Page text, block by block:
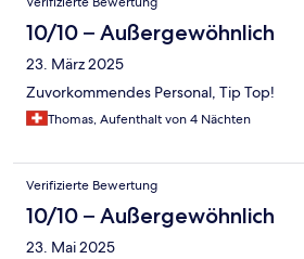
10/10 – Außergewöhnlich
23. März 2025
Zuvorkommendes Personal, Tip Top!
Thomas, Aufenthalt von 4 Nächten
Verifizierte Bewertung
10/10 – Außergewöhnlich
23. Mai 2025